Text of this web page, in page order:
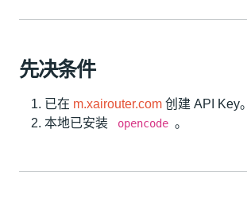
先决条件
已在 m.xairouter.com 创建 API Key。
本地已安装
opencode 。